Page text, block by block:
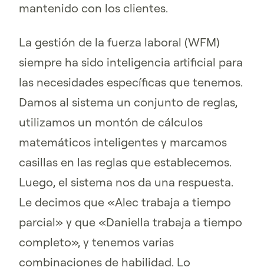
mantenido con los clientes.
La gestión de la fuerza laboral (WFM)
siempre ha sido inteligencia artificial para
las necesidades específicas que tenemos.
Damos al sistema un conjunto de reglas,
utilizamos un montón de cálculos
matemáticos inteligentes y marcamos
casillas en las reglas que establecemos.
Luego, el sistema nos da una respuesta.
Le decimos que «Alec trabaja a tiempo
parcial» y que «Daniella trabaja a tiempo
completo», y tenemos varias
combinaciones de habilidad. Lo